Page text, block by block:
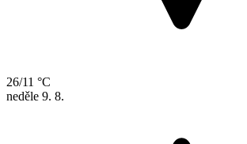
26/11 °C
neděle 9. 8.